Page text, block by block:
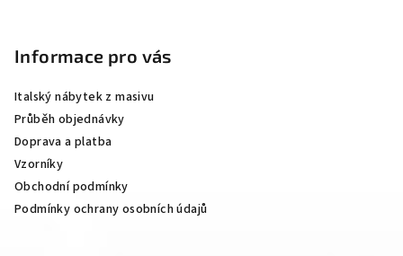
Informace pro vás
Italský nábytek z masivu
Průběh objednávky
Doprava a platba
Vzorníky
Obchodní podmínky
Podmínky ochrany osobních údajů